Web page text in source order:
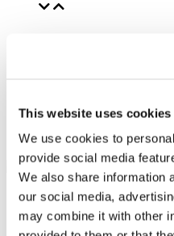
This website uses cookies
We use cookies to
provide social media
We also share information
our social media,
may combine it with other